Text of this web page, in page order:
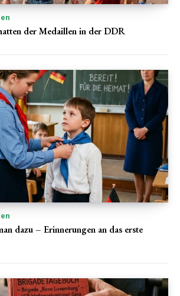
der Medaillen in der DDR
dazu – Erinnerungen an das erste